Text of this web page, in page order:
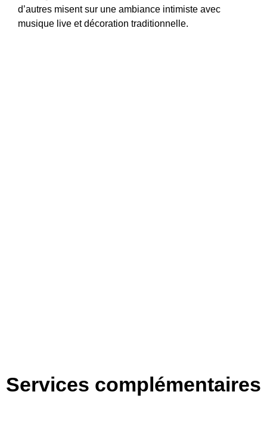
d’autres misent sur une ambiance intimiste avec
musique live et décoration traditionnelle.
Services complémentaires